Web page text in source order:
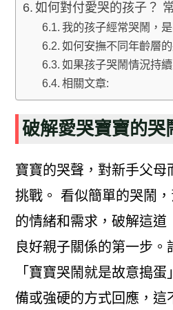
如何對付愛哭的孩子？
我的孩子經常哭鬧，
如何安撫不同年齡層
如果孩子哭鬧情況持
相關文章:
破解愛哭寶寶的哭
寶寶的哭聲，對新手父母
挑戰。 看似簡單的哭鬧
的情緒和需求，破解這道
良好親子關係的第一步。
「寶寶哭鬧就是故意搗
備或強硬的方式回應，這